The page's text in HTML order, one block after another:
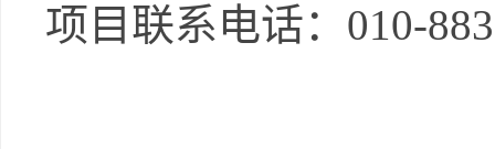
项目联系电话： 010-